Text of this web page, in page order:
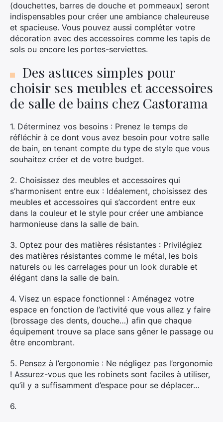
(douchettes, barres de douche et pommeaux) seront
indispensables pour créer une ambiance chaleureuse
et spacieuse. Vous pouvez aussi compléter votre
décoration avec des accessoires comme les tapis de
sols ou encore les portes-serviettes.
Des astuces simples pour
choisir ses meubles et accessoires
de salle de bains chez Castorama
1. Déterminez vos besoins : Prenez le temps de
réfléchir à ce dont vous avez besoin pour votre salle
de bain, en tenant compte du type de style que vous
souhaitez créer et de votre budget.
2. Choisissez des meubles et accessoires qui
s’harmonisent entre eux : Idéalement, choisissez des
meubles et accessoires qui s’accordent entre eux
dans la couleur et le style pour créer une ambiance
harmonieuse dans la salle de bain.
3. Optez pour des matières résistantes : Privilégiez
des matières résistantes comme le métal, les bois
naturels ou les carrelages pour un look durable et
élégant dans la salle de bain.
4. Visez un espace fonctionnel : Aménagez votre
espace en fonction de l’activité que vous allez y faire
(brossage des dents, douche…) afin que chaque
équipement trouve sa place sans gêner le passage ou
être encombrant.
5. Pensez à l’ergonomie : Ne négligez pas l’ergonomie
! Assurez-vous que les robinets sont faciles à utiliser,
qu’il y a suffisamment d’espace pour se déplacer…
6.